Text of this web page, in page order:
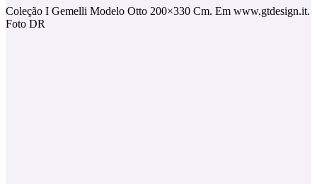
Coleção I Gemelli Modelo Otto 200×330 Cm. Em www.gtdesign.it.
Foto DR